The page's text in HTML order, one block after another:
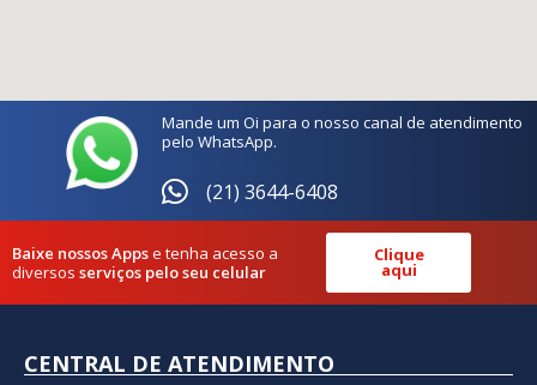
Mande um Oi para o nosso canal de atendimento
pelo WhatsApp.
(21) 3644-6408
Baixe nossos Appse tenha acesso a
diversos serviços pelo seu celular
Clique
aqui
CENTRAL DE ATENDIMENTO